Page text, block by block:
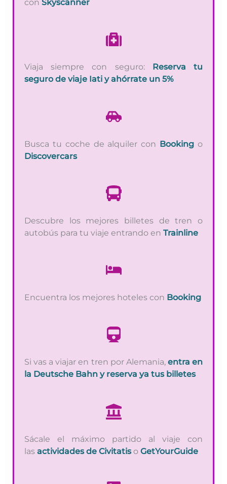
conSkyscanner
Viaja siempre con seguro:Reserva tu
seguro de viaje Iati y ahórrate un 5%
Busca tu coche de alquiler con Booking o
Discovercars
Descubre los mejores billetes de tren o
autobús para tu viaje entrando en Trainline
Encuentra los mejores hoteles con Booking
Si vas a viajar en tren por Alemania, entra en
la Deutsche Bahn y reserva ya tus billetes
Sácale el máximo partido al viaje con
lasactividades de Civitatis o GetYourGuide